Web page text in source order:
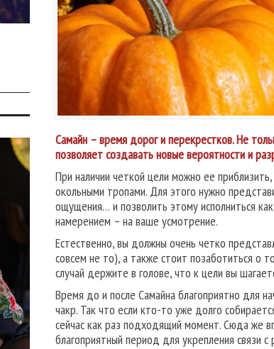
Самайн – время дорог и перекрестков. Не
позволяет создавать новые вероятности и
При наличии четкой цели можно ее
окольными тропами. Для этого нужно
ощущения… и позволить этому исполниться
намерением – на ваше усмотрение.
Естественно, вы должны очень четко
совсем не то), а также стоит позаботиться о
случай держите в голове, что к цели вы
Время до и после Самайна благоприятно для
чакр. Так что если кто-то уже долго
сейчас как раз подходящий момент. Сюда же
благоприятный период для укрепления связи